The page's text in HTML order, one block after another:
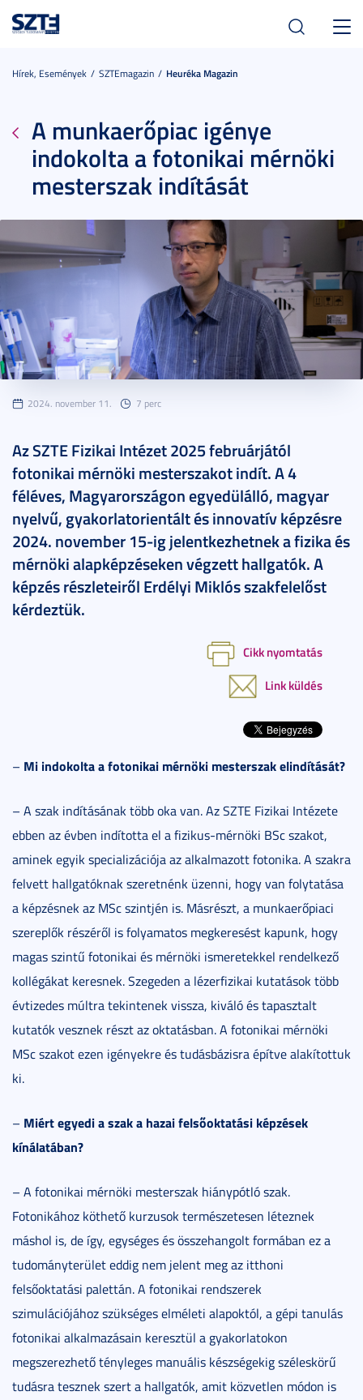
Hírek, Események SZTEmagazin Heuréka Magazin
A munkaerőpiac igénye
indokolta a fotonikai mérnöki
mesterszak indítását
2024. november 11. 7 perc
Az SZTE Fizikai Intézet 2025 februárjától
fotonikai mérnöki mesterszakot indít. A 4
féléves, Magyarországon egyedülálló, magyar
nyelvű, gyakorlatorientált és innovatív képzésre
2024. november 15-ig jelentkezhetnek a fizika és
mérnöki alapképzéseken végzett hallgatók. A
képzés részleteiről Erdélyi Miklós szakfelelőst
kérdeztük.
Cikk nyomtatás
Link küldés
– Mi indokolta a fotonikai mérnöki mesterszak elindítását?
– A szak indításának több oka van. Az SZTE Fizikai Intézete
ebben az évben indította el a fizikus-mérnöki BSc szakot,
aminek egyik specializációja az alkalmazott fotonika. A szakra
felvett hallgatóknak szeretnénk üzenni, hogy van folytatása
a képzésnek az MSc szintjén is. Másrészt, a munkaerőpiaci
szereplők részéről is folyamatos megkeresést kapunk, hogy
magas szintű fotonikai és mérnöki ismeretekkel rendelkező
kollégákat keresnek. Szegeden a lézerfizikai kutatások több
évtizedes múltra tekintenek vissza, kiváló és tapasztalt
kutatók vesznek részt az oktatásban. A fotonikai mérnöki
MSc szakot ezen igényekre és tudásbázisra építve alakítottuk
ki.
– Miért egyedi a szak a hazai felsőoktatási képzések
kínálatában?
– A fotonikai mérnöki mesterszak hiánypótló szak.
Fotonikához köthető kurzusok természetesen léteznek
máshol is, de így, egységes és összehangolt formában ez a
tudományterület eddig nem jelent meg az itthoni
felsőoktatási palettán. A fotonikai rendszerek
szimulációjához szükséges elméleti alapoktól, a gépi tanulás
fotonikai alkalmazásain keresztül a gyakorlatokon
megszerezhető tényleges manuális készségekig széleskörű
tudásra tesznek szert a hallgatók, amit közvetlen módon is